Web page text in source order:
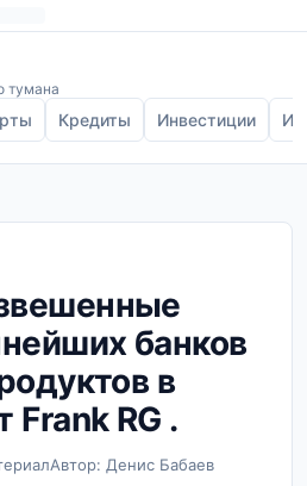
тумана
Кредиты Инвестиции
банков
в
Frank RG .
Автор: Денис Бабаев